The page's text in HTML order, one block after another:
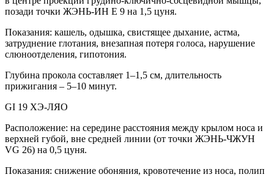
позади точки ЖЭНЬ-ИН E 9 на 1,5 цуня.
Показания: кашель, одышка, свистящее дыхание, астма,
затруднение глотания, внезапная потеря голоса, нарушение
слюноотделения, гипотония.
Глубина прокола составляет 1–1,5 см, длительность
прижигания – 5–10 минут.
GI 19 ХЭ-ЛЯО
Расположение: на середине расстояния между крылом носа и
верхней губой, вне средней линии (от точки ЖЭНЬ-ЧЖУН
VG 26) на 0,5 цуня.
Показания: снижение обоняния, кровотечение из носа, полип